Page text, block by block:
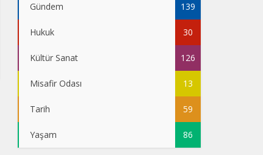
Gündem 139
Hukuk 30
Kültür Sanat 126
Misafir Odası 13
Tarih 59
Yaşam 86